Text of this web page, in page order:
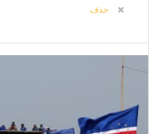
حذف